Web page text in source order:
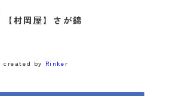
【村岡屋】さが錦
created by Rinker